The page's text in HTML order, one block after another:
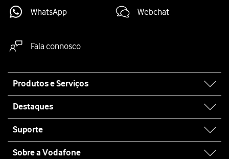
WhatsApp Webchat
Fala connosco
map
Produtos e Serviços
Destaques
Suporte
Sobre a Vodafone